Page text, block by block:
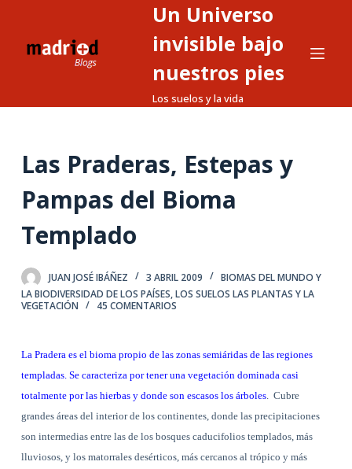
n
n
Un Universo
invisible bajo
nuestros pies
Los suelos y la vida
Las Praderas, Estepas y
Pampas del Bioma
Templado
JUAN JOSÉ IBÁÑEZ 3 ABRIL 2009
BIOMAS DEL MUNDO Y
LA BIODIVERSIDAD DE LOS PAÍSES,LOS SUELOS LAS PLANTAS Y LA
VEGETACIÓN
45 COMENTARIOS
La Pradera es el bioma propio de las zonas semiáridas de las regiones
templadas. Se caracteriza por tener una vegetación dominada casi
totalmente por las hierbas y donde son escasos los árboles. Cubre
grandes áreas del interior de los continentes, donde las precipitaciones
son intermedias entre las de los bosques caducifolios templados, más
lluviosos, y los matorrales desérticos, más cercanos al trópico y más